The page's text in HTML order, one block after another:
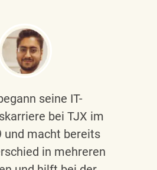
seine IT-
bei TJX im
und macht bereits
in mehreren